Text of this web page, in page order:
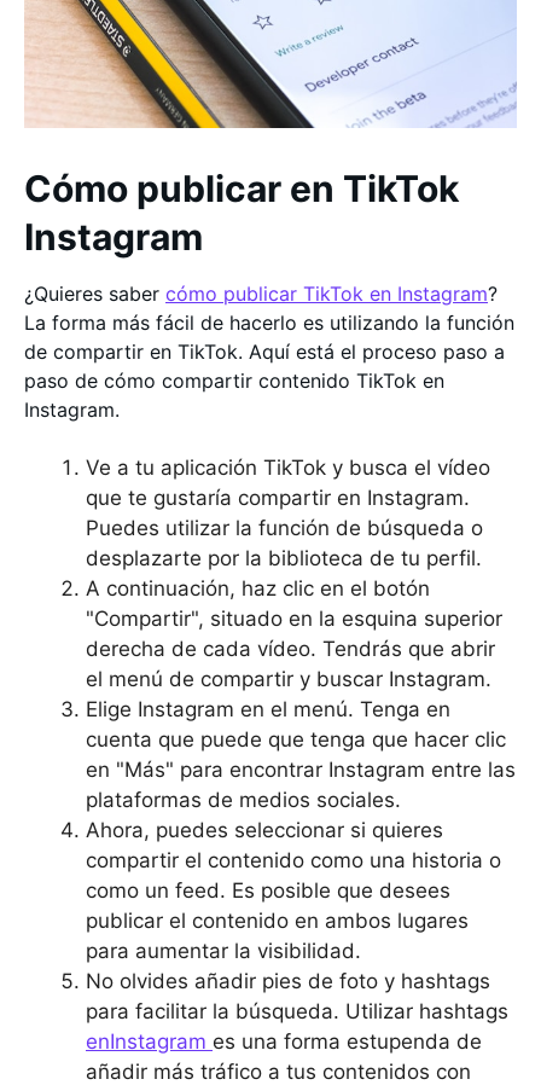
Cómo publicar en TikTok
Instagram
¿Quieres saber cómo publicar TikTok en Instagram?
La forma más fácil de hacerlo es utilizando la función
de compartir en TikTok. Aquí está el proceso paso a
paso de cómo compartir contenido TikTok en
Instagram.
Ve a tu aplicación TikTok y busca el vídeo
que te gustaría compartir en Instagram.
Puedes utilizar la función de búsqueda o
desplazarte por la biblioteca de tu perfil.
A continuación, haz clic en el botón
"Compartir", situado en la esquina superior
derecha de cada vídeo. Tendrás que abrir
el menú de compartir y buscar Instagram.
Elige Instagram en el menú. Tenga en
cuenta que puede que tenga que hacer clic
en "Más" para encontrar Instagram entre las
plataformas de medios sociales.
Ahora, puedes seleccionar si quieres
compartir el contenido como una historia o
como un feed. Es posible que desees
publicar el contenido en ambos lugares
para aumentar la visibilidad.
No olvides añadir pies de foto y hashtags
para facilitar la búsqueda. Utilizar hashtags
enInstagram es una forma estupenda de
añadir más tráfico a tus contenidos con